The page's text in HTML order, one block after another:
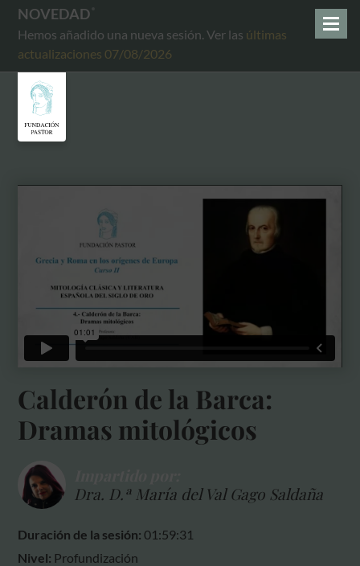
NOVEDAD
Hemos añadido una nueva sesión. Ver las últimas
actualizaciones 07/08/2026
Calderón de la Barca:
Dramas mitológicos
Dra. D.ª María del Val Gago Saldaña
Duración de la sesión:01:59:31
Nivel: Profundización